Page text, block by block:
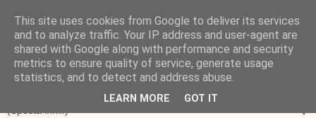
▼
This site uses cookies from Google to deliver its services
and to analyze traffic. Your IP address and user-agent are
shared with Google along with performance and security
metrics to ensure quality of service, generate usage
statistics, and to detect and address abuse.
LEARN MORE GOT IT